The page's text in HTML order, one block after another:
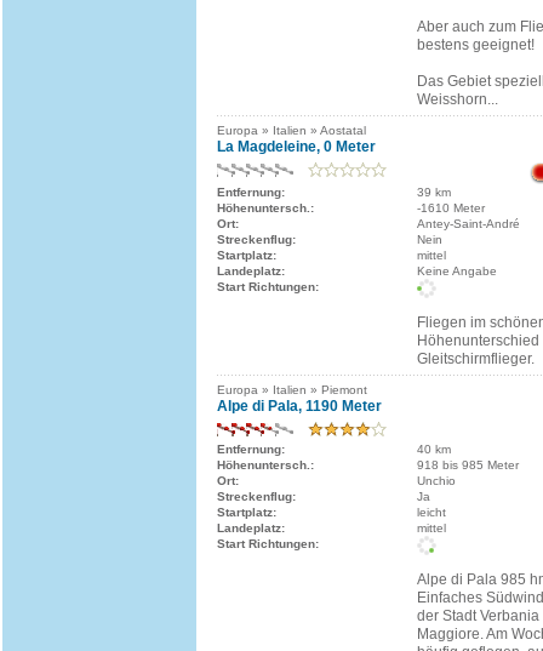
Aber auch zum
bestens geeignet!
Das Gebiet
Weisshorn...
Europa » Italien » Aostatal
La Magdeleine, 0 Meter
Entfernung:
39 km
Höhenuntersch.:
-1610 Meter
Ort:
Antey-Saint-André
Streckenflug:
Nein
Startplatz:
mittel
Landeplatz:
Keine Angabe
Start Richtungen:
Fliegen im
Gleitschirmflieger.
Europa » Italien » Piemont
Alpe di Pala, 1190 Meter
Entfernung:
40 km
Höhenuntersch.:
918 bis 985 Meter
Ort:
Unchio
Streckenflug:
Ja
Startplatz:
leicht
Landeplatz:
mittel
Start Richtungen:
Alpe di Pala 985
Einfaches
der Stadt
Maggiore. Am